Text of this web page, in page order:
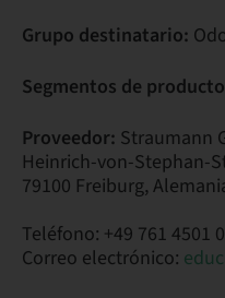
Grupo destinatario:
Segmentos de
Proveedor: Straumann
Heinrich-von-Stephan-
79100 Freiburg,
Teléfono: +49 761 4501 0
Correo electrónico: